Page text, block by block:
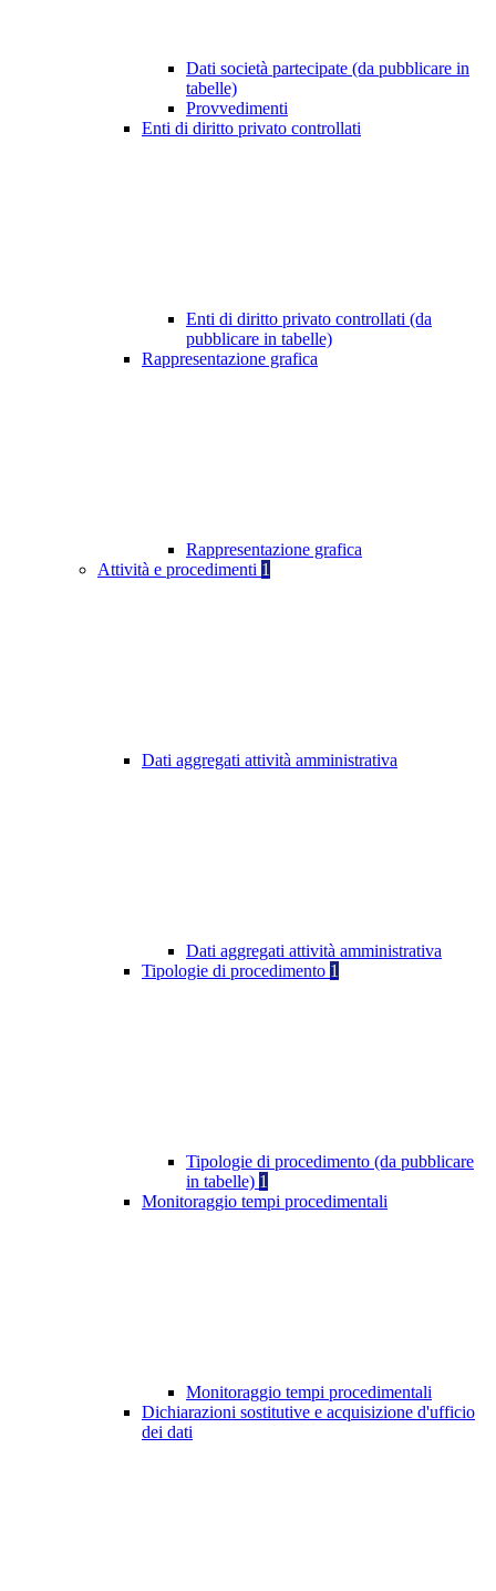
Dati società partecipate (da pubblicare in
tabelle)
Provvedimenti
Enti di diritto privato controllati
Enti di diritto privato controllati (da
pubblicare in tabelle)
Rappresentazione grafica
Rappresentazione grafica
Attività e procedimenti 1
Dati aggregati attività amministrativa
Dati aggregati attività amministrativa
Tipologie di procedimento 1
Tipologie di procedimento (da pubblicare
in tabelle) 1
Monitoraggio tempi procedimentali
Monitoraggio tempi procedimentali
Dichiarazioni sostitutive e acquisizione d'ufficio
dei dati